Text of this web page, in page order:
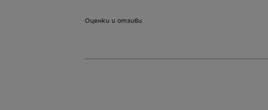
Оценки и отзиви